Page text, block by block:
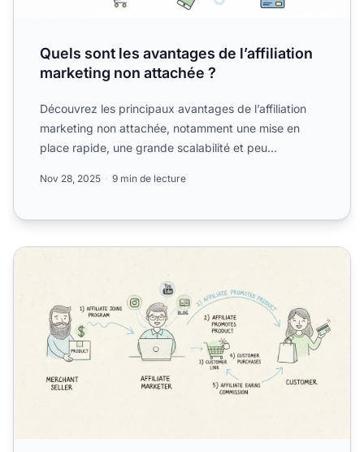
Quels sont les avantages de l’affiliation
marketing non attachée ?
Découvrez les principaux avantages de l’affiliation
marketing non attachée, notamment une mise en
place rapide, une grande scalabilité et peu
Nov 28, 2025 9 min de lecture
Comment fonctionne le marketing d'affiliation non